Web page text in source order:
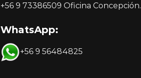
+56 9 73386509 Oficina Concepción.
WhatsApp:
+56 9 56484825